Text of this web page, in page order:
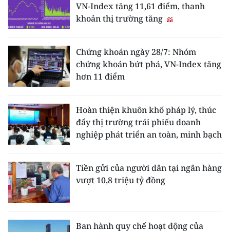
VN-Index tăng 11,61 điểm, thanh
khoản thị trường tăng
Chứng khoán ngày 28/7: Nhóm
chứng khoán bứt phá, VN-Index tăng
hơn 11 điểm
Hoàn thiện khuôn khổ pháp lý, thúc
đẩy thị trường trái phiếu doanh
nghiệp phát triển an toàn, minh bạch
Tiền gửi của người dân tại ngân hàng
vượt 10,8 triệu tỷ đồng
Ban hành quy chế hoạt động của